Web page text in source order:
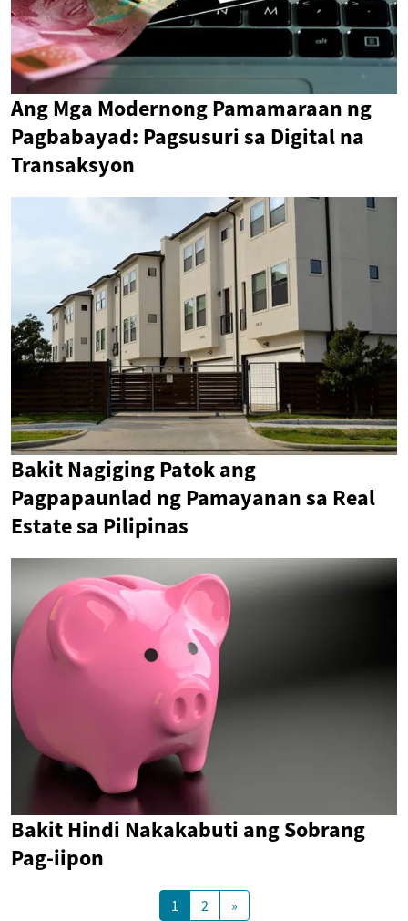
Ang Mga Modernong Pamamaraan ng
Pagbabayad: Pagsusuri sa Digital na
Transaksyon
Bakit Nagiging Patok ang
Pagpapaunlad ng Pamayanan sa Real
Estate sa Pilipinas
Bakit Hindi Nakakabuti ang Sobrang
Pag-iipon
1 2 »